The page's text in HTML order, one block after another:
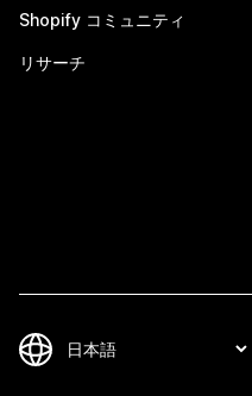
Shopify コミュニティ
リサーチ